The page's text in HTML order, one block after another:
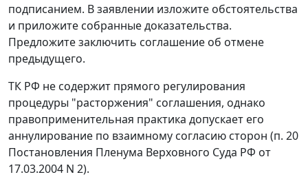
подписанием. В заявлении изложите обстоятельства
и приложите собранные доказательства.
Предложите заключить соглашение об отмене
предыдущего.
ТК РФ не содержит прямого регулирования
процедуры "расторжения" соглашения, однако
правоприменительная практика допускает его
аннулирование по взаимному согласию сторон (п. 20
Постановления Пленума Верховного Суда РФ от
17.03.2004 N 2).